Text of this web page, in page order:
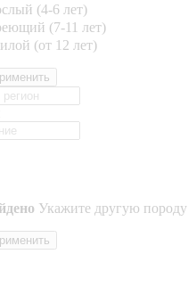
(4-6 лет)
(7-11 лет)
(от 12 лет)
Укажите другую породу